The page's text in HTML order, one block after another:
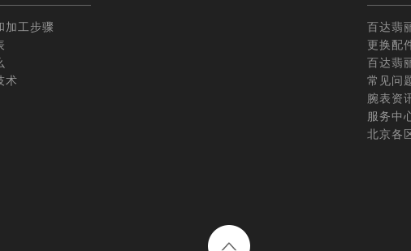
加工步骤
术
百达翡
更换配
百达翡
常见问
腕表资
服务中
北京各